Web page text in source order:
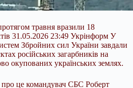
травня вразили 18
31.05.2026 23:49 Укрінформ У
Збройних сил України завдали
російських загарбників на
окупованих українських землях.
це командувач СБС Роберт